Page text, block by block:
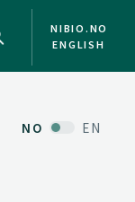
NIBIO.NO
ENGLISH
NO EN